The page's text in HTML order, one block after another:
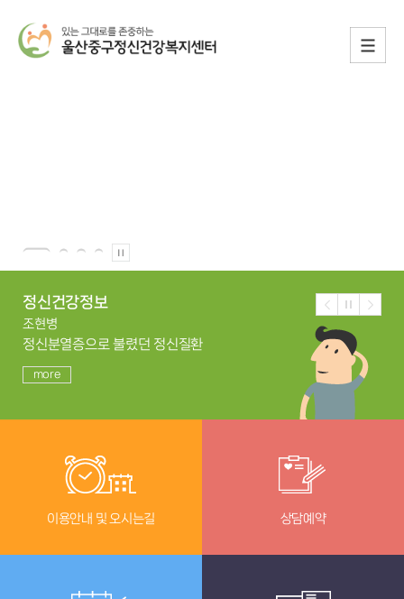
정신건강정보
조현병
정신분열증으로 불렸던 정신질환
more
이용안내 및 오시는길 상담예약